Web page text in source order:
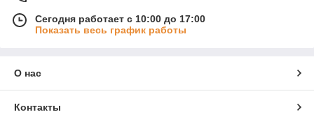
Сегодня работает с 10:00 до 17:00
Показать весь график работы
О нас
Контакты